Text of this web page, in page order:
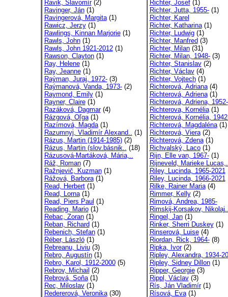
Ravik, Slavomír(2)
Ravinger, Ján(1)
Ravingerová, Margita(1)
Rawicz, Jerzy(1)
Rawlings, Kinnan Marjorie(1)
Rawls, John(1)
Rawls, John 1921-2012(1)
Rawson, Clayton(1)
Ray, Helene(1)
Ray, Jeanne(1)
Raýman, Juraj, 1972-(3)
Raýmanová, Vanda, 1973-(2)
Raymond, Emily(1)
Rayner, Claire(1)
Razáková, Dagmar(4)
Rázgová, Oľga(1)
Razímová, Magda(1)
Razumnyj, Vladimír Alexand.. (1)
Rázus, Martin (1914-1985)(2)
Rázus, Martin (slov.básnik.. (18)
Rázusová-Martáková, Mária,..
Ráž, Roman(7)
Ražnjevič, Kuzman(1)
Rážová, Barbora(1)
Read, Herbert(1)
Read, Lorna(1)
Read, Piers Paul (1)
Reading, Mario(1)
Rebac, Zoran(1)
Reban, Richard (1)
Rebenich, Stefan(1)
Réber, László(1)
Rebreanu, Liviu(3)
Rebro, Augustín(1)
Rebro, Karol, 1912-2000(5)
Rebrov, Michail (2)
Rebrová, Soňa(1)
Rec, Miloslav(1)
Redererová, Veronika(30)
Richter, Josef(1)
Richter, Jutta, 1955-(1)
Richter, Karel
Richter, Katharina(1)
Richter, Ludwig(1)
Richter, Manfred (3)
Richter, Milan(31)
Richter, Milan, 1948-(3)
Richter, Stanislav(2)
Richter, Václav(4)
Richter, Vojtech(1)
Richterová, Adriana(4)
Richterová, Adriena(1)
Richterová, Adriena, 1952-
Richterova, Kornélia(1)
Richterová, Kornélia,
Richterová, Magdaléna(1)
Richterová, Viera(2)
Richterová, Zdena(1)
Richvalský, Laco(1)
Rijn, Elle van, 1967-(1)
Rijneveld, Marieke
Riley, Lucinda, 1965-2021
Riley, Lucinda, 1966-2021
Rilke, Rainer Maria(4)
Rimmer, Kelly(2)
Rimová, Andrea, 1985-
Rimskij-Korsakov,
Ringel, Jan(1)
Rinker, Sherri Duskey(1)
Rinserová, Luise(4)
Riordan, Rick, 1964-(8)
Ripka, Ivor(2)
Ripley, Alexandra, 1934-
Ripley, Sidney Dillon(1)
Ripper, Georgie(3)
Rippl, Václav(3)
Rís, Ján Vladimír(1)
Rísová, Eva(1)